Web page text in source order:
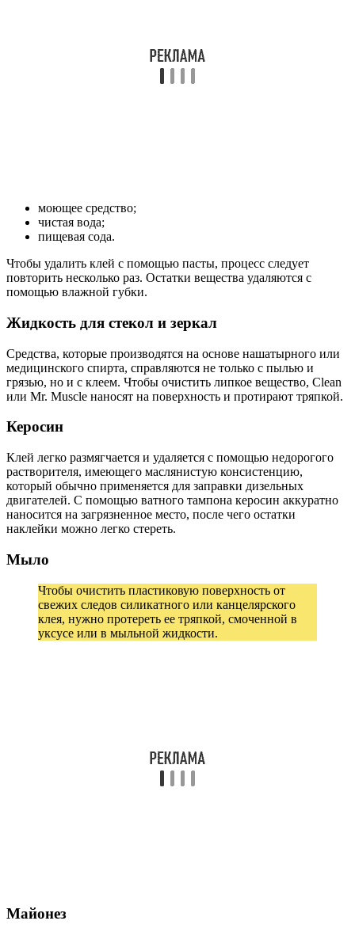
моющее средство;
чистая вода;
пищевая сода.
Чтобы удалить клей с помощью пасты, процесс следует
повторить несколько раз. Остатки вещества удаляются с
помощью влажной губки.
Жидкость для стекол и зеркал
Средства, которые производятся на основе нашатырного или
медицинского спирта, справляются не только с пылью и
грязью, но и с клеем. Чтобы очистить липкое вещество, Clean
или Mr. Muscle наносят на поверхность и протирают тряпкой.
Керосин
Клей легко размягчается и удаляется с помощью недорогого
растворителя, имеющего маслянистую консистенцию,
который обычно применяется для заправки дизельных
двигателей. С помощью ватного тампона керосин аккуратно
наносится на загрязненное место, после чего остатки
наклейки можно легко стереть.
Мыло
Чтобы очистить пластиковую поверхность от
свежих следов силикатного или канцелярского
клея, нужно протереть ее тряпкой, смоченной в
уксусе или в мыльной жидкости.
Майонез